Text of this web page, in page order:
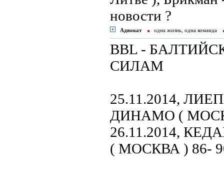
новости ?
Адвокат одна жизнь, одна команда
BBL -
СИЛАМ
25.11.2014,
ДИНАМО (
26.11.2014,
( МОСКВА ) 86-